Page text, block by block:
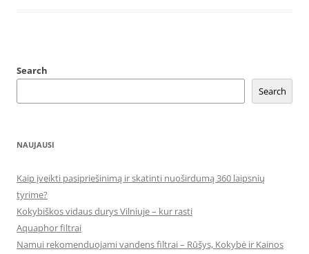
Search
Search
NAUJAUSI
Kaip įveikti pasipriešinimą ir skatinti nuoširdumą 360 laipsnių
tyrime?
Kokybiškos vidaus durys Vilniuje – kur rasti
Aquaphor filtrai
Namui rekomenduojami vandens filtrai – Rūšys, Kokybė ir Kainos